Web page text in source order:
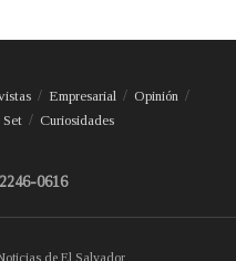
Empresarial
Opinión
Set Curiosidades
0616
de El Salvador